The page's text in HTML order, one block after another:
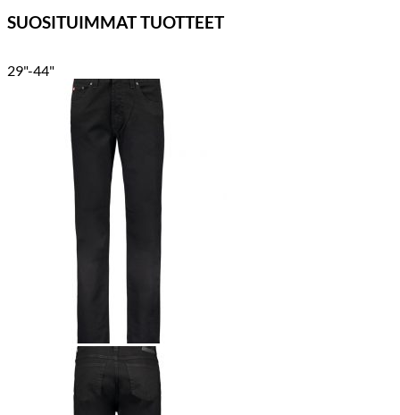
SUOSITUIMMAT TUOTTEET
29"-44"